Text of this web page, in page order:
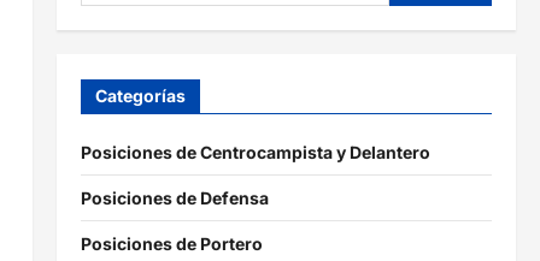
Categorías
Posiciones de Centrocampista y Delantero
Posiciones de Defensa
Posiciones de Portero